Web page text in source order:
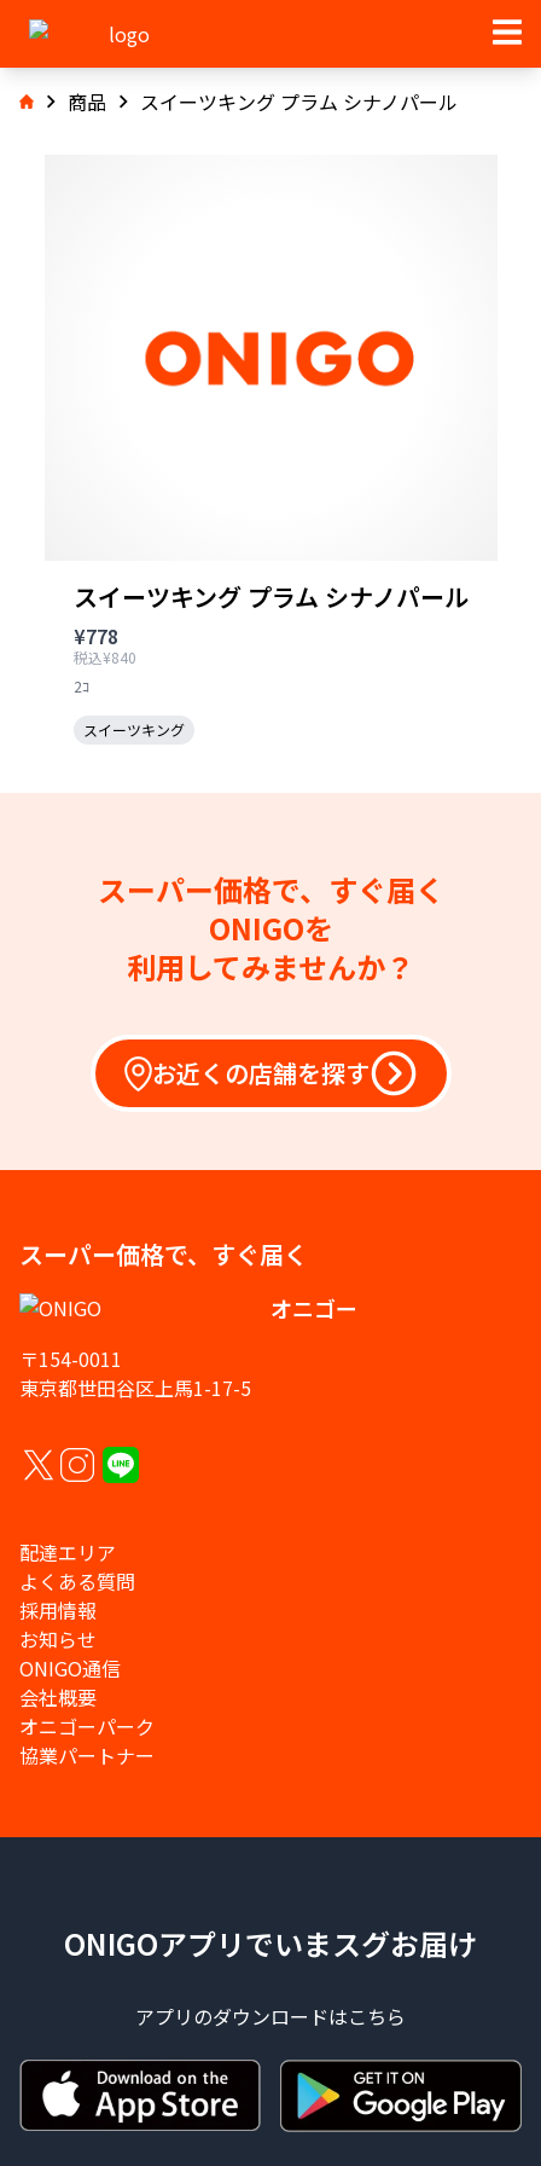
商品 スイーツキング プラム シナノパール
スイーツキング プラム シナノパール
¥778
税込¥840
2ｺ
スイーツキング
スーパー価格で、すぐ届く
ONIGOを
利用してみませんか？
お近くの店舗を探す
スーパー価格で、すぐ届く
オニゴー
〒154-0011
東京都世田谷区上馬1-17-5
配達エリア
よくある質問
採用情報
お知らせ
ONIGO通信
会社概要
オニゴーパーク
協業パートナー
ONIGOアプリでいまスグお届け
アプリのダウンロードはこちら